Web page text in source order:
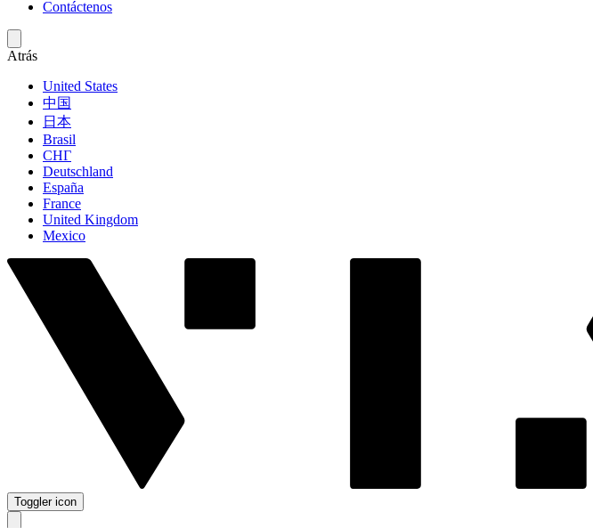
Contáctenos
Atrás
United States
中国
日本
Brasil
СНГ
Deutschland
España
France
United Kingdom
Mexico
Toggler icon